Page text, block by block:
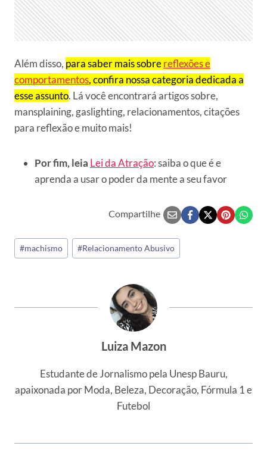
Além disso, para saber mais sobrereflexões e
comportamentos, confira nossa categoria dedicada a
esse assunto. Lá você encontrará artigos sobre,
mansplaining, gaslighting, relacionamentos, citações
para reflexão e muito mais!
Por fim, leia Lei da Atração: saiba o que é e
aprenda a usar o poder da mente a seu favor
Compartilhe
Tags
do
#machismo #Relacionamento Abusivo
Luiza Mazon
Estudante de Jornalismo pela Unesp Bauru,
apaixonada por Moda, Beleza, Decoração, Fórmula 1 e
Futebol